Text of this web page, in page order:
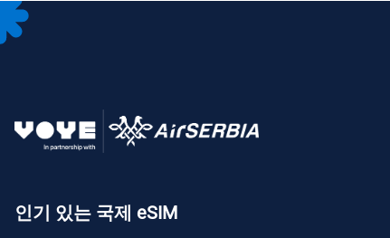
인기 있는 국제 eSIM